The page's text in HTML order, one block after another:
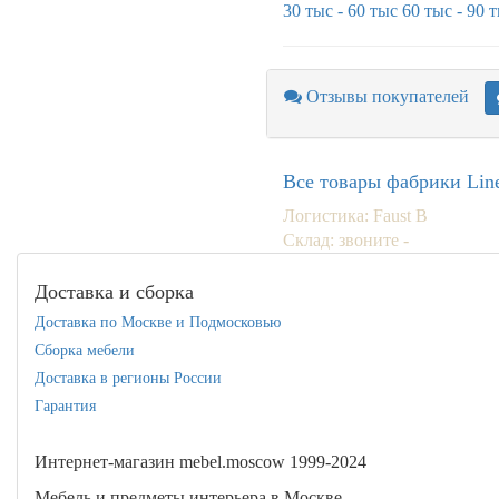
30 тыс - 60 тыс 60 тыс - 90
Отзывы покупателей
Все товары фабрики
Логистика: Faust B
Склад: звоните -
Доставка и сборка
Доставка по Москве и Подмосковью
Сборка мебели
Доставка в регионы России
Гарантия
Интернет-магазин mebel.moscow 1999-2024